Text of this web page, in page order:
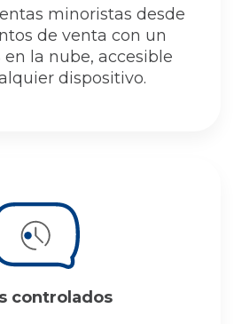
minoristas desde
de venta con un
en la nube, accesible
dispositivo.
controlados